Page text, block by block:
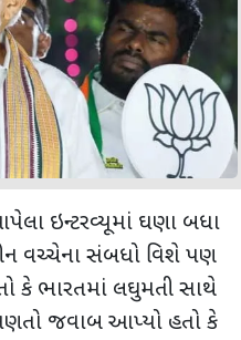
ઇન્ટરવ્યૂમાં ઘણા બધા
વચ્ચેના સંબધો વિશે પણ
કે ભારતમાં લઘુમતી સાથે
જવાબ આપ્યો હતો કે